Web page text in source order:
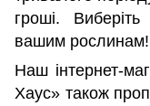
гроші.
вашим рослинам!
Наш інтернет-
Хаус» також